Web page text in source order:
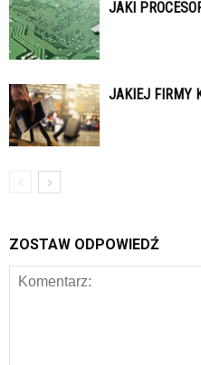
JAKI
JAKIEJ FIRMY
ZOSTAW ODPOWIEDŹ